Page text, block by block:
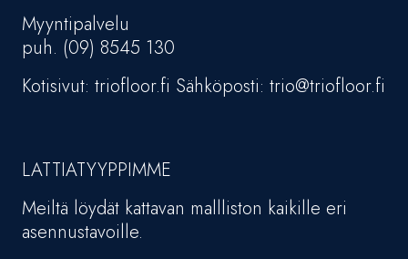
Myyntipalvelu
puh. (09) 8545 130
Kotisivut: triofloor.fi Sähköposti: trio@triofloor.fi
LATTIATYYPPIMME
Meiltä löydät kattavan mallliston kaikille eri
asennustavoille.